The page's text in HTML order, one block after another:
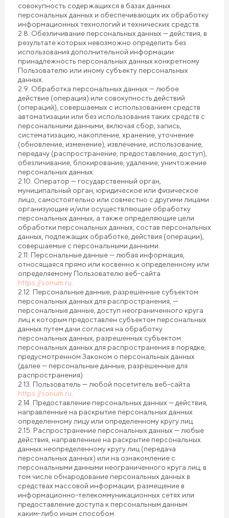
совокупность содержащихся в базах данных
персональных данных и обеспечивающих их обработку
информационных технологий и технических средств.
2.8. Обезличивание персональных данных — действия, в
результате которых невозможно определить без
использования дополнительной информации
принадлежность персональных данных конкретному
Пользователю или иному субъекту персональных
данных.
2.9. Обработка персональных данных — любое
действие (операция) или совокупность действий
(операций), совершаемых с использованием средств
автоматизации или без использования таких средств с
персональными данными, включая сбор, запись,
систематизацию, накопление, хранение, уточнение
(обновление, изменение), извлечение, использование,
передачу (распространение, предоставление, доступ),
обезличивание, блокирование, удаление, уничтожение
персональных данных.
2.10. Оператор — государственный орган,
муниципальный орган, юридическое или физическое
лицо, самостоятельно или совместно с другими лицами
организующие и/или осуществляющие обработку
персональных данных, а также определяющие цели
обработки персональных данных, состав персональных
данных, подлежащих обработке, действия (операции),
совершаемые с персональными данными.
2.11. Персональные данные — любая информация,
относящаяся прямо или косвенно к определенному или
определяемому Пользователю веб-сайта
https://sonum.ru
2.12. Персональные данные, разрешенные субъектом
персональных данных для распространения, —
персональные данные, доступ неограниченного круга
лиц к которым предоставлен субъектом персональных
данных путем дачи согласия на обработку
персональных данных, разрешенных субъектом
персональных данных для распространения в порядке,
предусмотренном Законом о персональных данных
(далее — персональные данные, разрешенные для
распространения).
2.13. Пользователь — любой посетитель веб-сайта
https://sonum.ru
2.14. Предоставление персональных данных — действия,
направленные на раскрытие персональных данных
определенному лицу или определенному кругу лиц.
2.15. Распространение персональных данных — любые
действия, направленные на раскрытие персональных
данных неопределенному кругу лиц (передача
персональных данных) или на ознакомление с
персональными данными неограниченного круга лиц, в
том числе обнародование персональных данных в
средствах массовой информации, размещение в
информационно-телекоммуникационных сетях или
предоставление доступа к персональным данным
каким-либо иным способом.